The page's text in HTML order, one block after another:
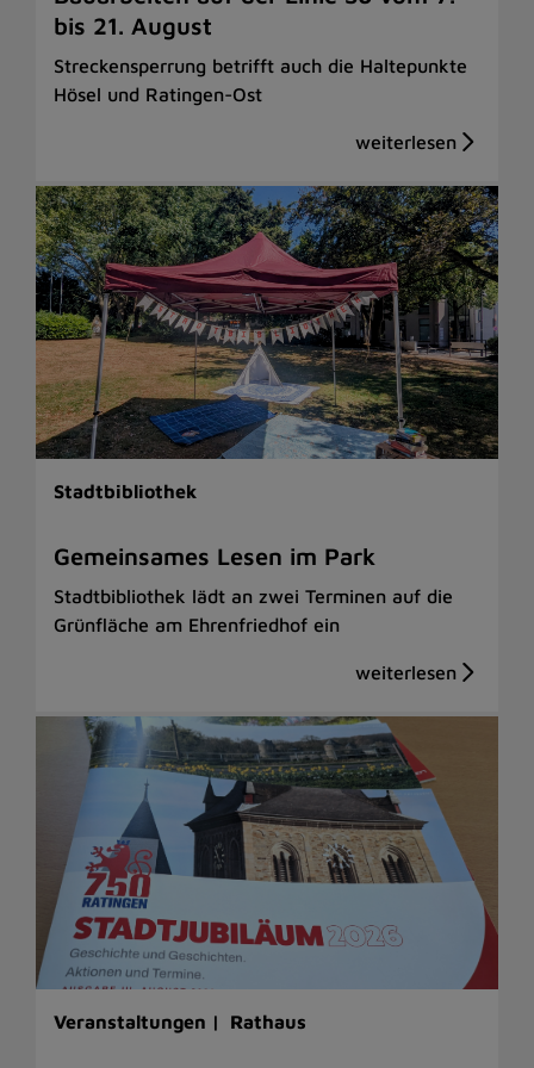
bis 21. August
Streckensperrung betrifft auch die Haltepunkte
Hösel und Ratingen-Ost
Stadtbibliothek
Gemeinsames Lesen im Park
Stadtbibliothek lädt an zwei Terminen auf die
Grünfläche am Ehrenfriedhof ein
Veranstaltungen | Rathaus